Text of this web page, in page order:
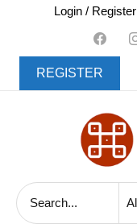
content
Login / Register
REGISTER